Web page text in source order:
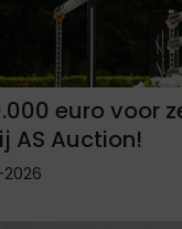
euro voor
AS Auction!